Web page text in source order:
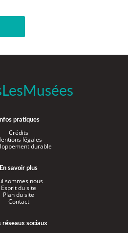
Infos pratiques
Crédits
légales
durable
En savoir plus
sommes nous
Esprit du site
Plan du site
Contact
réseaux sociaux